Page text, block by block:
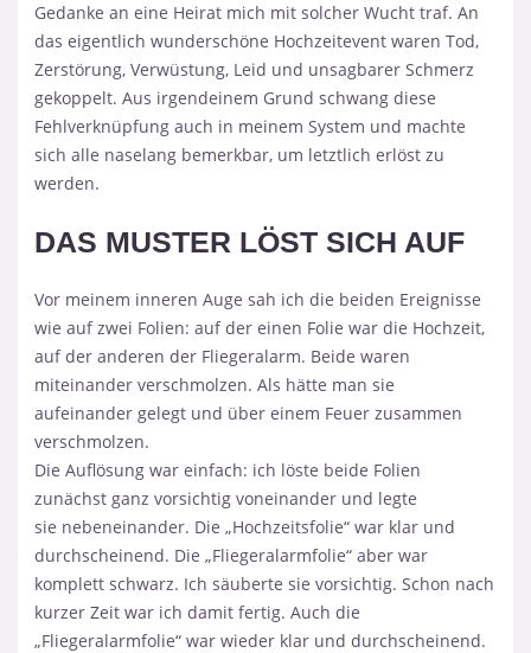
Gedanke an eine Heirat mich mit solcher Wucht traf. An
das eigentlich wunderschöne Hochzeitevent waren Tod,
Zerstörung, Verwüstung, Leid und unsagbarer Schmerz
gekoppelt. Aus irgendeinem Grund schwang diese
Fehlverknüpfung auch in meinem System und machte
sich alle naselang bemerkbar, um letztlich erlöst zu
werden.
DAS MUSTER LÖST SICH AUF
Vor meinem inneren Auge sah ich die beiden Ereignisse
wie auf zwei Folien: auf der einen Folie war die Hochzeit,
auf der anderen der Fliegeralarm. Beide waren
miteinander verschmolzen. Als hätte man sie
aufeinander gelegt und über einem Feuer zusammen
verschmolzen.
Die Auflösung war einfach: ich löste beide Folien
zunächst ganz vorsichtig voneinander und legte
sie nebeneinander. Die „Hochzeitsfolie“ war klar und
durchscheinend. Die „Fliegeralarmfolie“ aber war
komplett schwarz. Ich säuberte sie vorsichtig. Schon nach
kurzer Zeit war ich damit fertig. Auch die
„Fliegeralarmfolie“ war wieder klar und durchscheinend.